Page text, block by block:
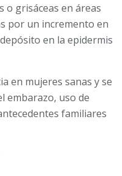
o grisáceas en áreas
por un incremento en
en la epidermis
en mujeres sanas y se
embara­zo, uso de
familiares